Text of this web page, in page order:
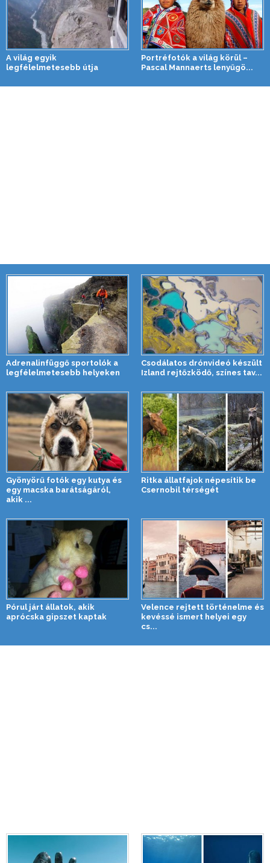
A világ egyik
legfélelmetesebb útja
Portréfotók a világ körül –
Pascal Mannaerts lenyűgö...
Adrenalinfüggő sportolók a
legfélelmetesebb helyeken
Csodálatos drónvideó készült
Izland rejtőzködő, színes tav...
Gyönyörű fotók egy kutya és
egy macska barátságáról,
akik ...
Ritka állatfajok népesítik be
Csernobil térségét
Pórul járt állatok, akik
aprócska gipszet kaptak
Velence rejtett történelme és
kevéssé ismert helyei egy
cs...